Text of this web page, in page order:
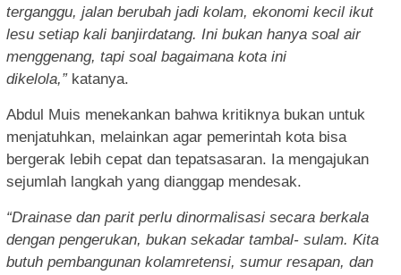
terganggu, jalan berubah jadi kolam, ekonomi kecil ikut
lesu setiap kali banjirdatang. Ini bukan hanya soal air
menggenang, tapi soal bagaimana kota ini
dikelola,” katanya.
Abdul Muis menekankan bahwa kritiknya bukan untuk
menjatuhkan, melainkan agar pemerintah kota bisa
bergerak lebih cepat dan tepatsasaran. Ia mengajukan
sejumlah langkah yang dianggap mendesak.
“Drainase dan parit perlu dinormalisasi secara berkala
dengan pengerukan, bukan sekadar tambal- sulam. Kita
butuh pembangunan kolamretensi, sumur resapan, dan